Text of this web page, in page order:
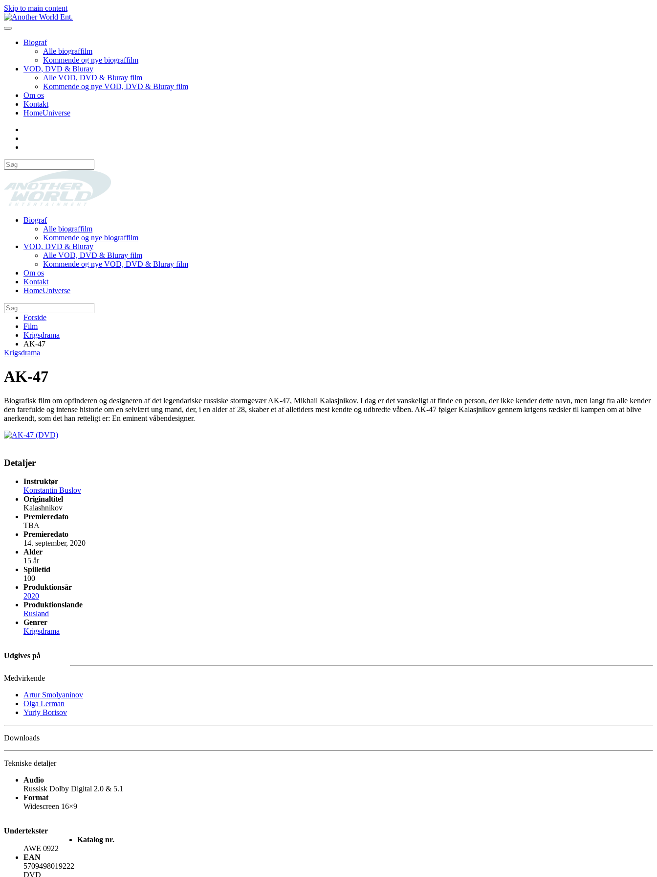
Skip to main content
Biograf
Alle biograffilm
Kommende og nye biograffilm
VOD, DVD & Bluray
Alle VOD, DVD & Bluray film
Kommende og nye VOD, DVD & Bluray film
Om os
Kontakt
HomeUniverse
Biograf
Alle biograffilm
Kommende og nye biograffilm
VOD, DVD & Bluray
Alle VOD, DVD & Bluray film
Kommende og nye VOD, DVD & Bluray film
Om os
Kontakt
HomeUniverse
Forside
Film
Krigsdrama
AK-47
Krigsdrama
AK-47
Biografisk film om opfinderen og designeren af det legendariske russiske stormgevær AK-47, Mikhail Kalasjnikov. I dag er det vanskeligt at finde en person, der ikke kender dette navn, men langt fra alle kender
den farefulde og intense historie om en selvlært ung mand, der, i en alder af 28, skaber et af alletiders mest kendte og udbredte våben. AK-47 følger Kalasjnikov gennem krigens rædsler til kampen om at blive
anerkendt, som det han retteligt er: En eminent våbendesigner.
Detaljer
Instruktør
Konstantin Buslov
Originaltitel
Kalashnikov
Premieredato
TBA
Premieredato
14. september, 2020
Alder
15 år
Spilletid
100
Produktionsår
2020
Produktionslande
Rusland
Genrer
Krigsdrama
Udgives på
Medvirkende
Artur Smolyaninov
Olga Lerman
Yuriy Borisov
Downloads
Tekniske detaljer
Audio
Russisk Dolby Digital 2.0 & 5.1
Format
Widescreen 16×9
Undertekster
Katalog nr.
AWE 0922
EAN
5709498019222
DVD